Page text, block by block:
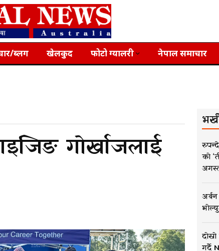
ब्लग खेलकुद फोटो ग्यालरी नेपाल समाचार
गोर्खाजलाई
को
गर्दै